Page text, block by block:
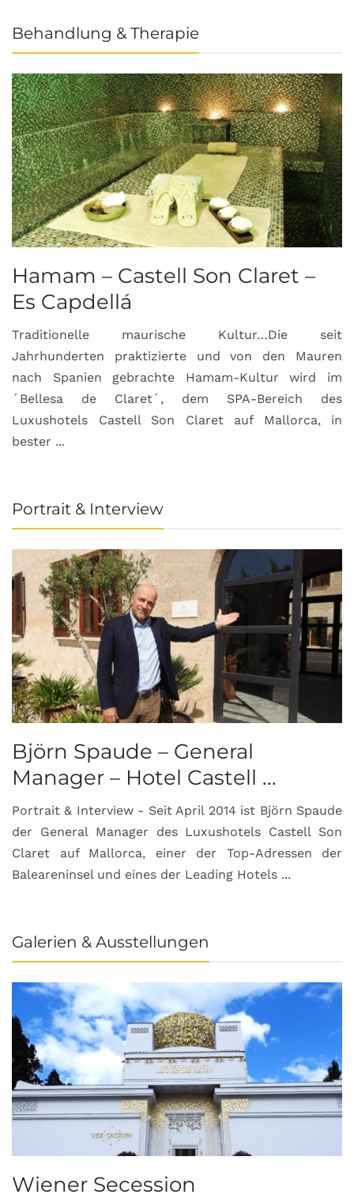
Behandlung & Therapie
Hamam – Castell Son Claret –
Es Capdellá
Traditionelle maurische Kultur…Die seit
Jahrhunderten praktizierte und von den Mauren
nach Spanien gebrachte Hamam-Kultur wird im
´Bellesa de Claret´, dem SPA-Bereich des
Luxushotels Castell Son Claret auf Mallorca, in
bester ...
Portrait & Interview
Björn Spaude – General
Manager – Hotel Castell ...
Portrait & Interview - Seit April 2014 ist Björn Spaude
der General Manager des Luxushotels Castell Son
Claret auf Mallorca, einer der Top-Adressen der
Baleareninsel und eines der Leading Hotels ...
Galerien & Ausstellungen
Wiener Secession